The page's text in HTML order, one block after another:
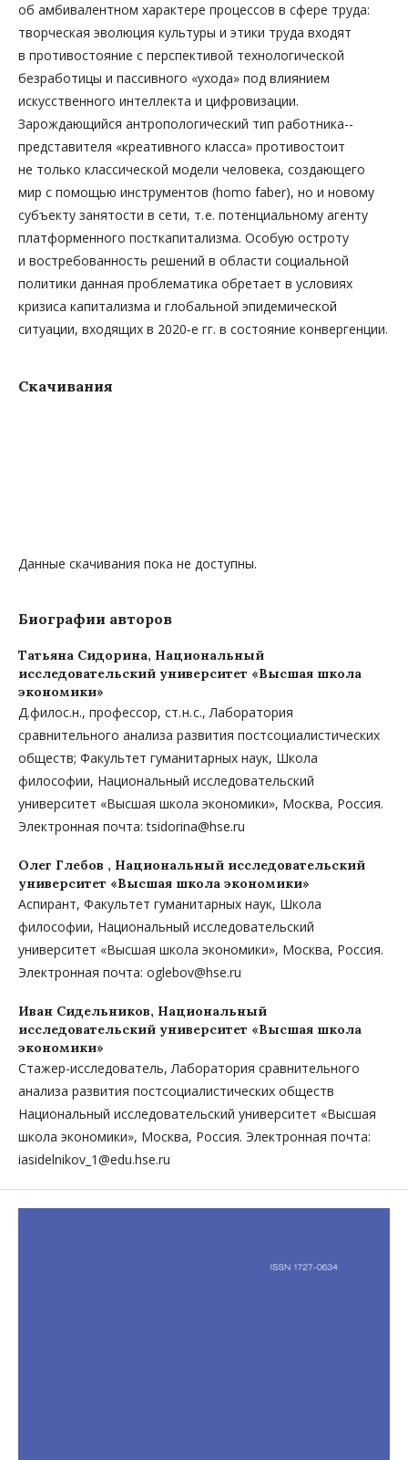
об амбивалентном характере процессов в сфере труда:
творческая эволюция культуры и этики труда входят
в противостояние с перспективой технологической
безработицы и пассивного «ухода» под влиянием
искусственного интеллекта и цифровизации.
Зарождающийся антропологический тип работника-­
представителя «креативного класса» противостоит
не только классической модели человека, создающего
мир с помощью инструментов (homo faber), но и новому
субъекту занятости в сети, т. е. потенциальному агенту
платформенного посткапитализма. Особую остроту
и востребованность решений в области социальной
политики данная проблематика обретает в условиях
кризиса капитализма и глобальной эпидемической
ситуации, входящих в 2020‑е гг. в состояние конвергенции.
Скачивания
Данные скачивания пока не доступны.
Биографии авторов
Татьяна Сидорина, Национальный
исследовательский университет «Высшая школа
экономики»
Д.филос.н., профессор, ст. н. с., Лаборатория
сравнительного анализа развития постсоциалистических
обществ; Факультет гуманитарных наук, Школа
философии, Национальный исследовательский
университет «Высшая школа экономики», Москва, Россия.
Электронная почта: tsidorina@hse.ru
Олег Глебов , Национальный исследовательский
университет «Высшая школа экономики»
Аспирант, Факультет гуманитарных наук, Школа
философии, Национальный исследовательский
университет «Высшая школа экономики», Москва, Россия.
Электронная почта: oglebov@hse.ru
Иван Сидельников, Национальный
исследовательский университет «Высшая школа
экономики»
Стажер-­исследователь, Лаборатория сравнительного
анализа развития постсоциалистических обществ
Национальный исследовательский университет «Высшая
школа экономики», Москва, Россия. Электронная почта:
iasidelnikov_1@edu.hse.ru